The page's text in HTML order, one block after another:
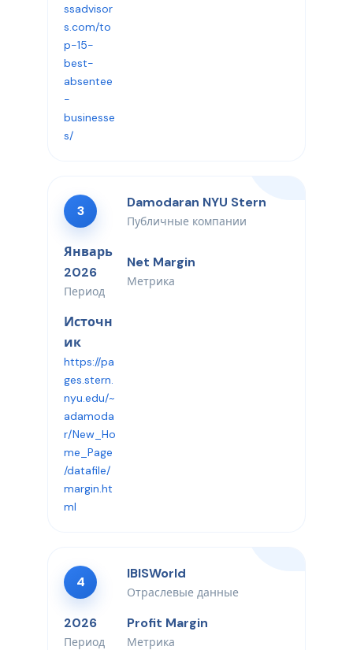
ssadvisor
s.com/to
p-15-
best-
absentee
-
businesse
s/
3
Damodaran NYU Stern
Публичные компании
Январь
2026
Период
Net Margin
Метрика
Источн
ик
https://pa
ges.stern.
nyu.edu/~
adamoda
r/New_Ho
me_Page
/datafile/
margin.ht
ml
4
IBISWorld
Отраслевые данные
2026
Период
Profit Margin
Метрика